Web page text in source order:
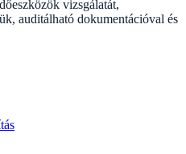
vizsgálatát,
auditálható dokumentációval és